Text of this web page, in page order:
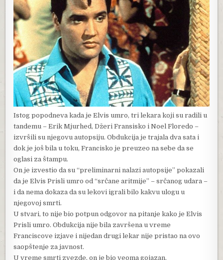
Istog popodneva kada je Elvis umro, tri lekara koji su radili u
tandemu – Erik Mjurhed, Džeri Fransisko i Noel Floredo –
izvršili su njegovu autopsiju. Obdukcija je trajala dva sata i
dok je još bila u toku, Francisko je preuzeo na sebe da se
oglasi za štampu.
On je izvestio da su “preliminarni nalazi autopsije” pokazali
da je Elvis Prisli umro od “srčane aritmije” – srčanog udara –
i da nema dokaza da su lekovi igrali bilo kakvu ulogu u
njegovoj smrti.
U stvari, to nije bio potpun odgovor na pitanje kako je Elvis
Prisli umro. Obdukcija nije bila završena u vreme
Franciscove izjave i nijedan drugi lekar nije pristao na ovo
saopštenje za javnost.
U vreme smrti zvezde, on je bio veoma gojazan.